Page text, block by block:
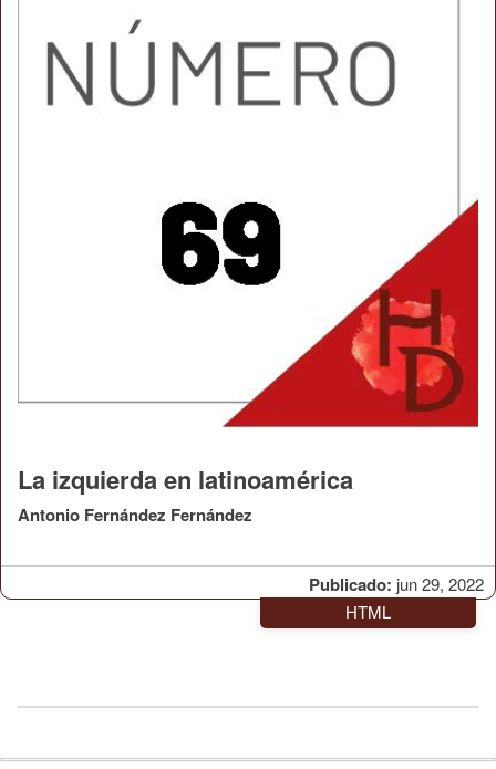
Publicado: jun 29, 2022
La izquierda en latinoamérica
Antonio Fernández Fernández
HTML